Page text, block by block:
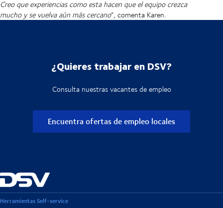
Creo que experiencias como esta hacen que el equipo crezca
mucho y se vuelva aún más cercano”, comenta Karen.
¿Quieres trabajar en DSV?
Consulta nuestras vacantes de empleo
Encuentra ofertas de empleo locales
Herramientas Self-service